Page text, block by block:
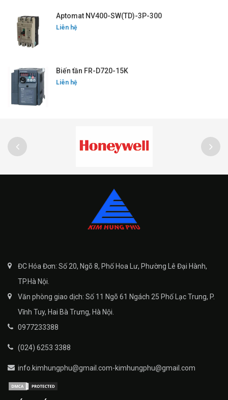
Aptomat NV400-SW(TD)-3P-300
Liên hệ
Biến tần FR-D720-15K
Liên hệ
ĐC Hóa Đơn: Số 20, Ngõ 8, Phố Hoa Lư, Phường Lê Đại Hành,
TP.Hà Nội.
Văn phòng giao dịch: Số 11 Ngõ 61 Ngách 25 Phố Lạc Trung, P.
Vĩnh Tuy, Hai Bà Trưng, Hà Nội.
0977233388
(024) 6253 3388
info.kimhungphu@gmail.com-kimhungphu@gmail.com